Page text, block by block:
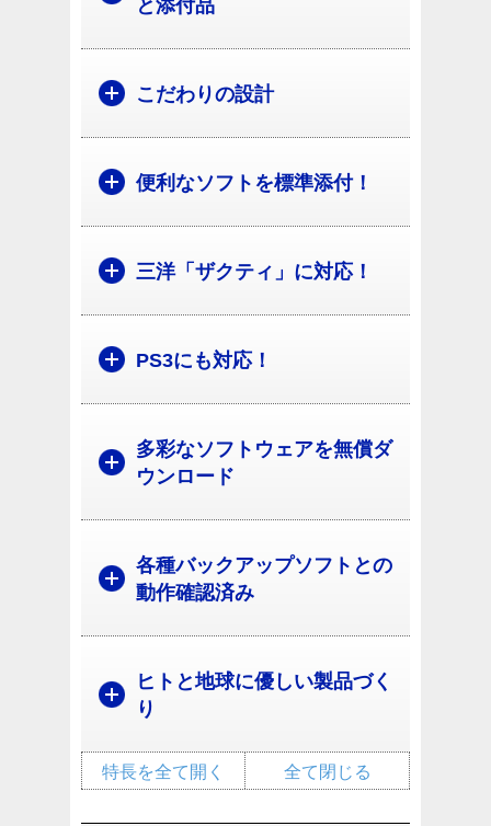
と添付品
こだわりの設計
便利なソフトを標準添付！
三洋「ザクティ」に対応！
PS3にも対応！
多彩なソフトウェアを無償ダ
ウンロード
各種バックアップソフトとの
動作確認済み
ヒトと地球に優しい製品づく
り
全て閉じる
特長を全て開く